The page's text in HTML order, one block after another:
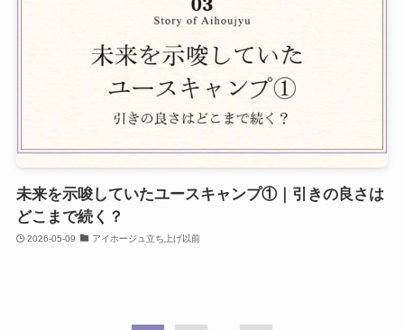
未来を示唆していたユースキャンプ①｜引きの良さは
どこまで続く？
2026-05-09 アイホージュ立ち上げ以前